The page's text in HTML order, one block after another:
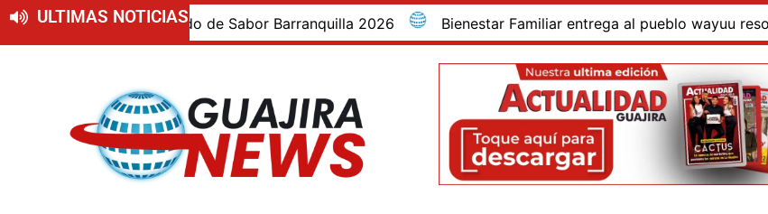
ULTIMAS NOTICIAS
invitado de Sabor Barranquilla 2026 Bienestar Familiar entrega al pueblo wayuu resolución